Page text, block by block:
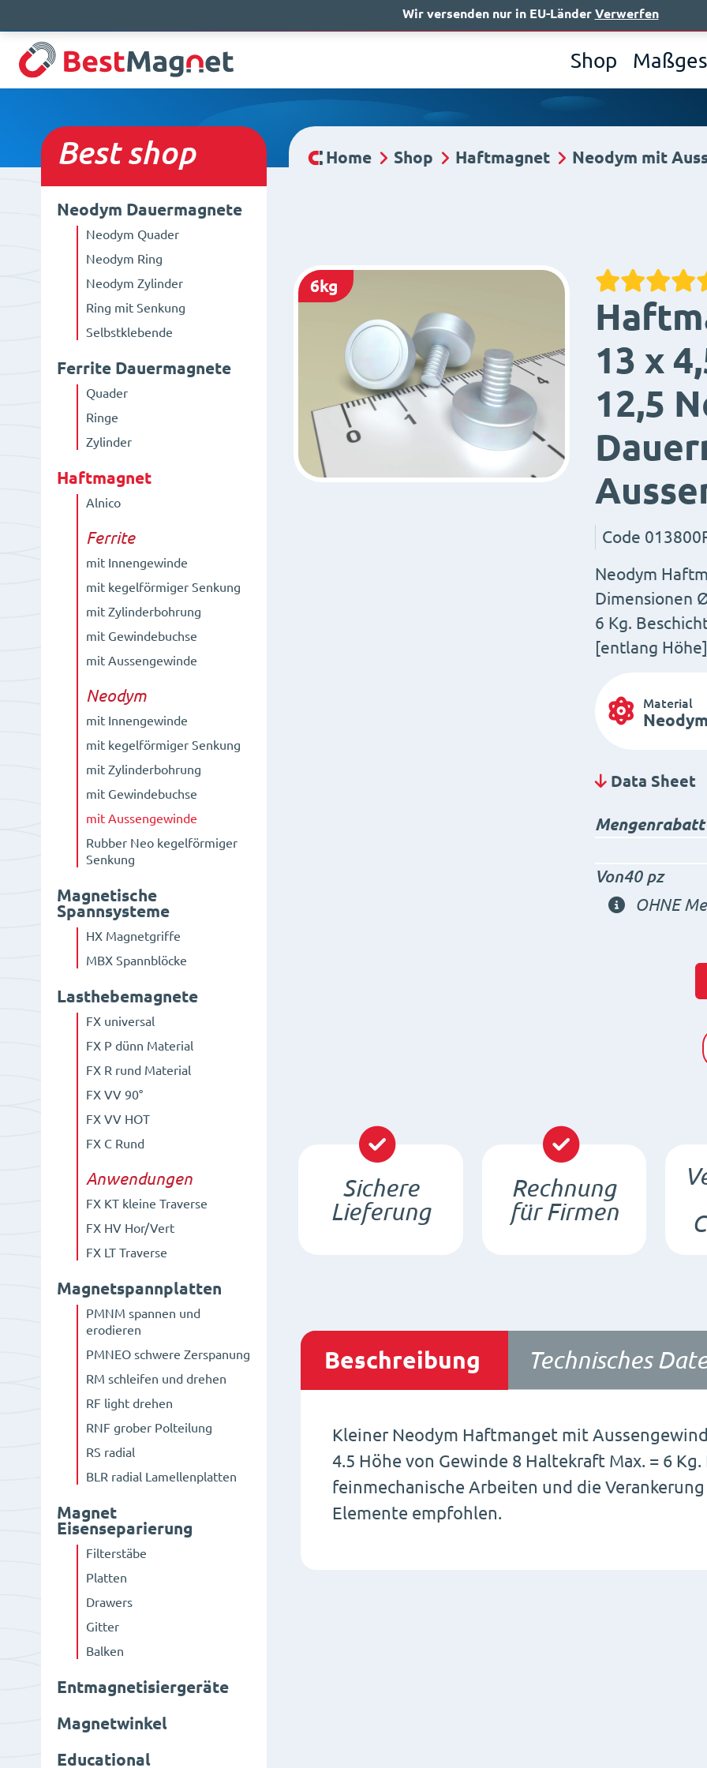
Shop
Bestshop
Neodym Dauermagnete
Neodym Quader
Neodym Ring
Neodym Zylinder
Ring mit Senkung
Selbstklebende
Ferrite Dauermagnete
Quader
Ringe
Zylinder
Haftmagnet
Alnico
Ferrite
mit Innengewinde
mit kegelförmiger Senkung
mit Zylinderbohrung
mit Gewindebuchse
mit Aussengewinde
Neodym
mit Innengewinde
mit kegelförmiger Senkung
mit Zylinderbohrung
mit Gewindebuchse
mit Aussengewinde
Rubber Neo kegelförmiger
Senkung
Magnetische
Spannsysteme
HX Magnetgriffe
MBX Spannblöcke
Lasthebemagnete
FX universal
FX P dünn Material
FX R rund Material
FX VV 90°
FX VV HOT
FX C Rund
Anwendungen
FX KT kleine Traverse
FX HV Hor/Vert
FX LT Traverse
Magnetspannplatten
PMNM spannen und
erodieren
PMNEO schwere Zerspanung
RM schleifen und drehen
RF light drehen
RNF grober Polteilung
RS radial
BLR radial Lamellenplatten
Magnet
Eisenseparierung
Filterstäbe
Platten
Drawers
Gitter
Balken
Entmagnetisiergeräte
Magnetwinkel
Educational
Home Shop Haftmagnet Neodym mit
6kg
13 x
12,5
Code
Neodym
Dimensionen
6 Kg.
[entlang Höhe]
Material
Data Sheet
Mengenrabatt
Von40 pz
OHNE
Sichere
Lieferung
Rechnung
für Firmen
Beschreibung Technisches
Kleiner Neodym Haftmanget mit
4.5 Höhe von Gewinde 8 Haltekraft Max. = 6
feinmechanische Arbeiten und die
Elemente empfohlen.
Wir versenden nur in EU-Länder Verwerfen